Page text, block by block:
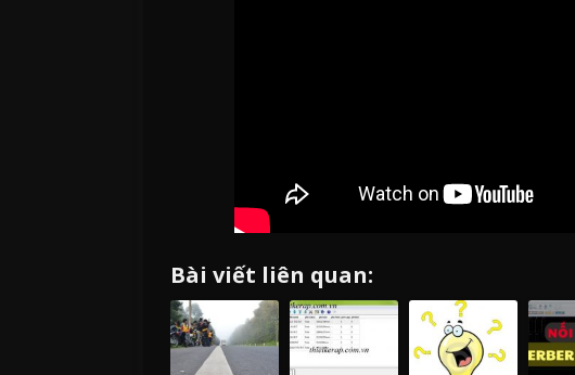
Bài viết liên quan: